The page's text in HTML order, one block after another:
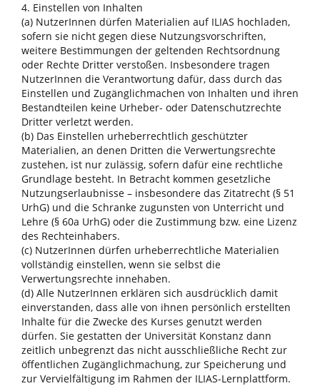
4. Einstellen von Inhalten
(a) NutzerInnen dürfen Materialien auf ILIAS hochladen,
sofern sie nicht gegen diese Nutzungsvorschriften,
weitere Bestimmungen der geltenden Rechtsordnung
oder Rechte Dritter verstoßen. Insbesondere tragen
NutzerInnen die Verantwortung dafür, dass durch das
Einstellen und Zugänglichmachen von Inhalten und ihren
Bestandteilen keine Urheber- oder Datenschutzrechte
Dritter verletzt werden.
(b) Das Einstellen urheberrechtlich geschützter
Materialien, an denen Dritten die Verwertungsrechte
zustehen, ist nur zulässig, sofern dafür eine rechtliche
Grundlage besteht. In Betracht kommen gesetzliche
Nutzungserlaubnisse – insbesondere das Zitatrecht (§ 51
UrhG) und die Schranke zugunsten von Unterricht und
Lehre (§ 60a UrhG) oder die Zustimmung bzw. eine Lizenz
des Rechteinhabers.
(c) NutzerInnen dürfen urheberrechtliche Materialien
vollständig einstellen, wenn sie selbst die
Verwertungsrechte innehaben.
(d) Alle NutzerInnen erklären sich ausdrücklich damit
einverstanden, dass alle von ihnen persönlich erstellten
Inhalte für die Zwecke des Kurses genutzt werden
dürfen. Sie gestatten der Universität Konstanz dann
zeitlich unbegrenzt das nicht ausschließliche Recht zur
öffentlichen Zugänglichmachung, zur Speicherung und
zur Vervielfältigung im Rahmen der ILIAS-Lernplattform.